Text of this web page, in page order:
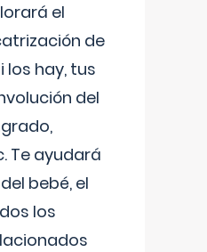
el
de
los hay, tus
del
Te ayudará
bebé, el
los